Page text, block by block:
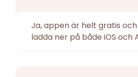
Ja, appen är helt gratis
ladda ner på både iOS och